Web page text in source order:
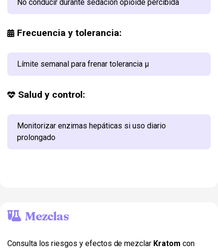
No conducir durante sedación opioide percibida
Frecuencia y tolerancia:
Límite semanal para frenar tolerancia μ
Salud y control:
Monitorizar enzimas hepáticas si uso diario
prolongado
Mezclas
Consulta los riesgos y efectos de mezclar Kratom con